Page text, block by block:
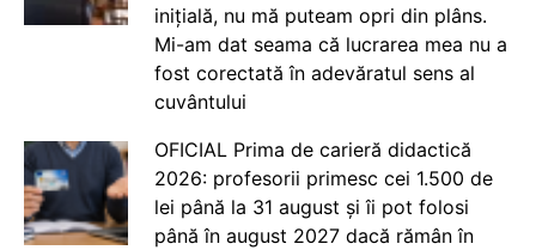
inițială, nu mă puteam opri din plâns.
Mi-am dat seama că lucrarea mea nu a
fost corectată în adevăratul sens al
cuvântului
OFICIAL Prima de carieră didactică
2026: profesorii primesc cei 1.500 de
lei până la 31 august și îi pot folosi
până în august 2027 dacă rămân în